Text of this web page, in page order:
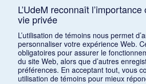
L’UdeM reconnaît
vie privée
L’utilisation de témoins nous permet
personnaliser votre expérience Web.
obligatoires pour assurer le
du site Web, alors que d’autres
préférences. En acceptant tout, vous
utilisation de témoins pour mieux